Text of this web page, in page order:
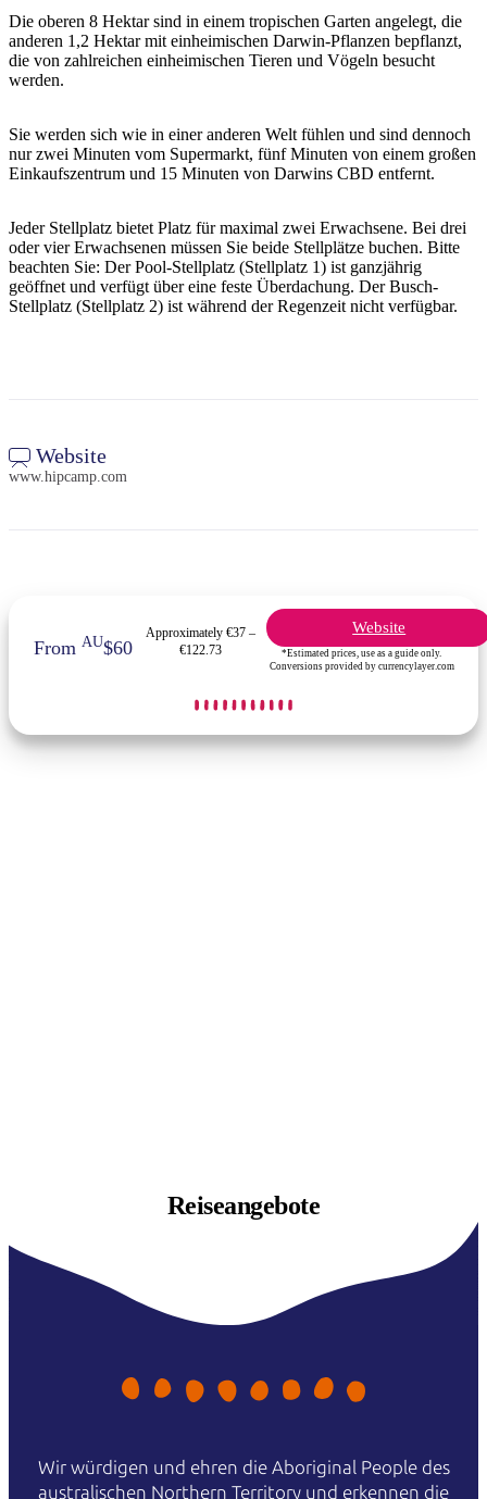
Sign
up
Die oberen 8 Hektar sind in einem tropischen Garten angelegt, die
anderen 1,2 Hektar mit einheimischen Darwin-Pflanzen bepflanzt,
die von zahlreichen einheimischen Tieren und Vögeln besucht
werden.
Sie werden sich wie in einer anderen Welt fühlen und sind dennoch
nur zwei Minuten vom Supermarkt, fünf Minuten von einem großen
Einkaufszentrum und 15 Minuten von Darwins CBD entfernt.
Jeder Stellplatz bietet Platz für maximal zwei Erwachsene. Bei drei
oder vier Erwachsenen müssen Sie beide Stellplätze buchen. Bitte
beachten Sie: Der Pool-Stellplatz (Stellplatz 1) ist ganzjährig
geöffnet und verfügt über eine feste Überdachung. Der Busch-
Stellplatz (Stellplatz 2) ist während der Regenzeit nicht verfügbar.
Website
www.hipcamp.com
From AU$60
Approximately €37 –
€122.73
Website
*Estimated prices, use as a guide only.
Conversions provided by currencylayer.com
Reiseangebote
Wir würdigen und ehren die Aboriginal People des
australischen Northern Territory und erkennen die